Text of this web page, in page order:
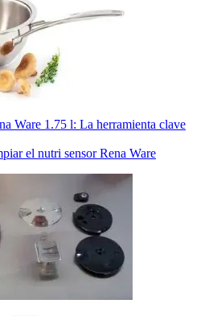
Ware 1.75 l: La herramienta clave
el nutri sensor Rena Ware